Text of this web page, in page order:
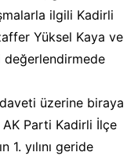
ilgili Kadirli
Yüksel Kaya ve
üzerine biraya
Parti Kadirli İlçe
1. yılını geride